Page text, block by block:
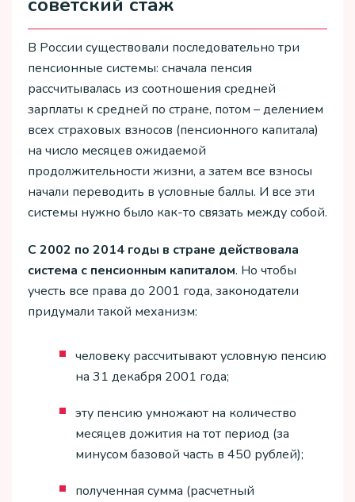
В России существовали последовательно три
пенсионные системы: сначала пенсия
рассчитывалась из соотношения средней
зарплаты к средней по стране, потом – делением
всех страховых взносов (пенсионного капитала)
на число месяцев ожидаемой
продолжительности жизни, а затем все взносы
начали переводить в условные баллы. И все эти
системы нужно было как-то связать между собой.
С 2002 по 2014 годы в стране действовала
система с пенсионным капиталом. Но чтобы
учесть все права до 2001 года, законодатели
придумали такой механизм:
человеку рассчитывают условную пенсию
на 31 декабря 2001 года;
эту пенсию умножают на количество
месяцев дожития на тот период (за
минусом базовой часть в 450 рублей);
полученная сумма (расчетный